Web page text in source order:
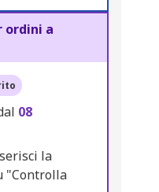
ordini a
08
la
"Controlla